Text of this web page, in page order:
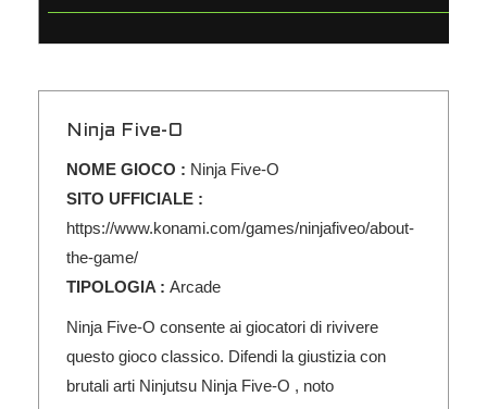
Ninja Five-O
NOME GIOCO : Ninja Five-O
SITO UFFICIALE :
https://www.konami.com/games/ninjafiveo/about-
the-game/
TIPOLOGIA : Arcade
Ninja Five-O consente ai giocatori di rivivere
questo gioco classico. Difendi la giustizia con
brutali arti Ninjutsu Ninja Five-O , noto